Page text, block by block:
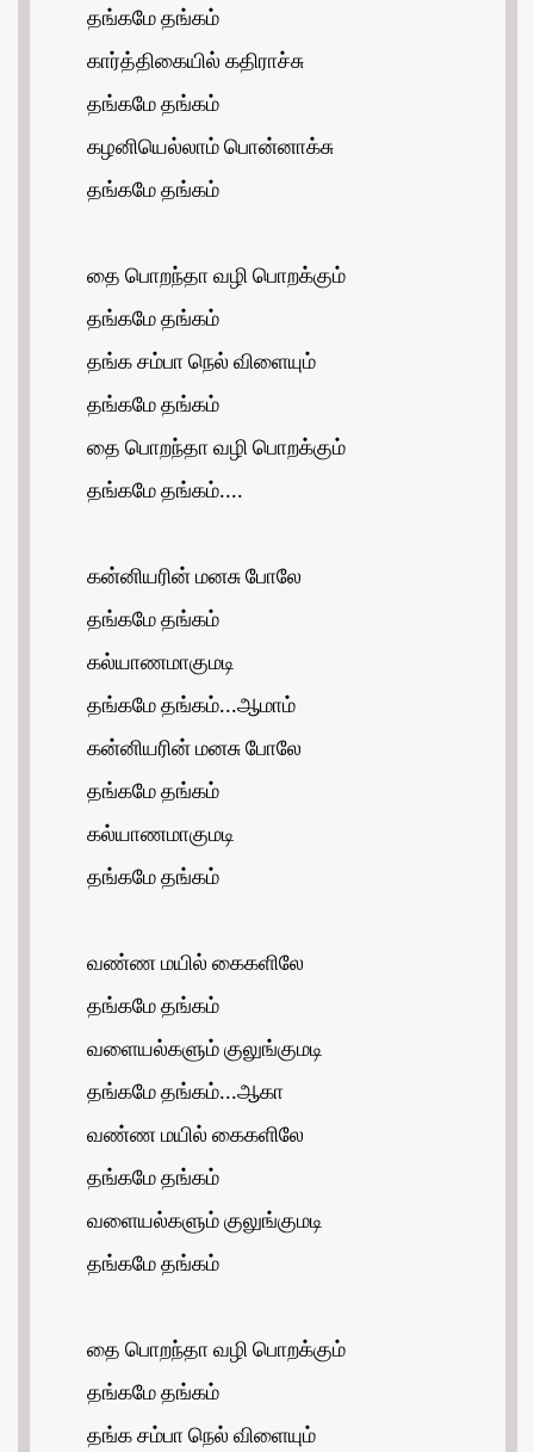
தங்கமே தங்கம்
கார்த்திகையில் கதிராச்சு
தங்கமே தங்கம்
கழனியெல்லாம் பொன்னாக்சு
தங்கமே தங்கம்
தை பொறந்தா வழி பொறக்கும்
தங்கமே தங்கம்
தங்க சம்பா நெல் விளையும்
தங்கமே தங்கம்
தை பொறந்தா வழி பொறக்கும்
தங்கமே தங்கம்....
கன்னியரின் மனசு போலே
தங்கமே தங்கம்
கல்யாணமாகுமடி
தங்கமே தங்கம்...ஆமாம்
கன்னியரின் மனசு போலே
தங்கமே தங்கம்
கல்யாணமாகுமடி
தங்கமே தங்கம்
வண்ண மயில் கைகளிலே
தங்கமே தங்கம்
வளையல்களும் குலுங்குமடி
தங்கமே தங்கம்...ஆகா
வண்ண மயில் கைகளிலே
தங்கமே தங்கம்
வளையல்களும் குலுங்குமடி
தங்கமே தங்கம்
தை பொறந்தா வழி பொறக்கும்
தங்கமே தங்கம்
தங்க சம்பா நெல் விளையும்